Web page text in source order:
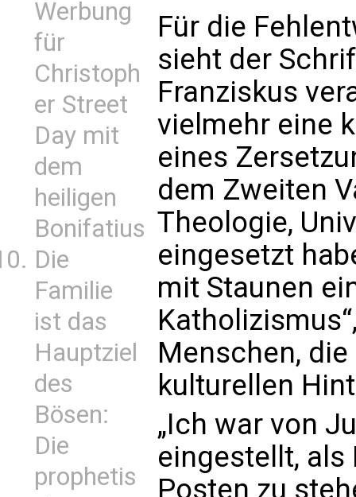
Werbung
für
Christoph
er Street
Day mit
dem
heiligen
Bonifatius
Die
Familie
ist das
Hauptziel
des
Bösen:
Die
prophetis
Für die
sieht der
Franziskus
vielmehr eine
eines
dem Zweiten
Theologie,
eingesetzt
mit Staunen
Menschen,
kulturellen
„Ich war von
eingestellt,
Posten zu